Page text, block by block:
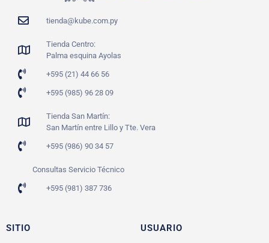
tienda@kube.com.py
Tienda Centro:
Palma esquina Ayolas
+595 (21) 44 66 56
+595 (985) 96 28 09
Tienda San Martín:
San Martín entre Lillo y Tte. Vera
+595 (986) 90 34 57
Consultas Servicio Técnico
+595 (981) 387 736
SITIO USUARIO